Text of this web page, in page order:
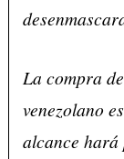
La compra
venezolano
alcance